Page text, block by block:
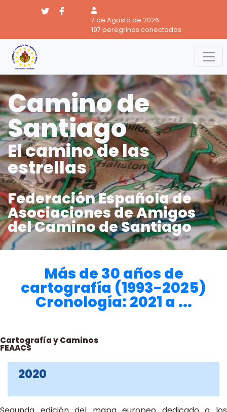
7 de Agosto de 2026
197 peregrinos conectados
Camino de
Santiago
El camino de las
estrellas
Federación Española de
Asociaciones de Amigos
del Camino de Santiago
Más de 30 años de
cartografía (1993-2025)
Cronología: 2021 a ...
Cartografía y Caminos
FEAACS
2020